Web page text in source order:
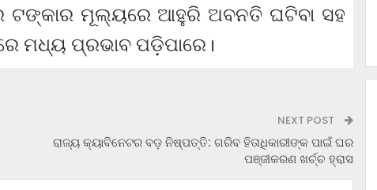
ଟଙ୍କାର ମୂଲ୍ୟରେ ଆହୁରି ଅବନତି ଘଟିବା ସହ
ମଧ୍ୟ ପ୍ରଭାବ ପଡ଼ିପାରେ।
NEXT POST
ରାଜ୍ୟ କ୍ୟାବିନେଟର ବଡ଼ ନିଷ୍ପତ୍ତି: ଗରିବ ହିତାଧିକାରୀଙ୍କ ପାଇଁ ଘର
ପଞ୍ଜୀକରଣ ଖର୍ଚ୍ଚ ହ୍ରାସ